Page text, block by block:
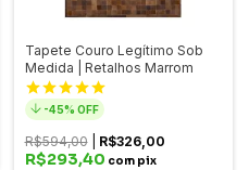
Tapete Couro Legítimo Sob
Medida | Retalhos Marrom
-45% OFF
R$594,00 R$326,00
R$293,40 com pix